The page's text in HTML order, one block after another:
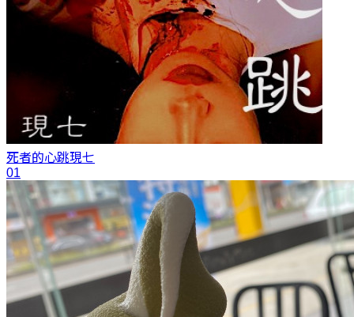
死者的心跳現七
01